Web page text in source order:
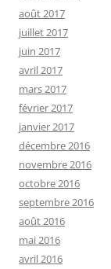
août 2017
juillet 2017
juin 2017
avril 2017
mars 2017
février 2017
janvier 2017
décembre 2016
novembre 2016
octobre 2016
septembre 2016
août 2016
mai 2016
avril 2016